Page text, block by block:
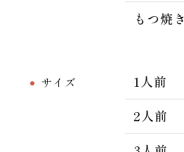
もつ焼き
サイズ
1人前
2人前